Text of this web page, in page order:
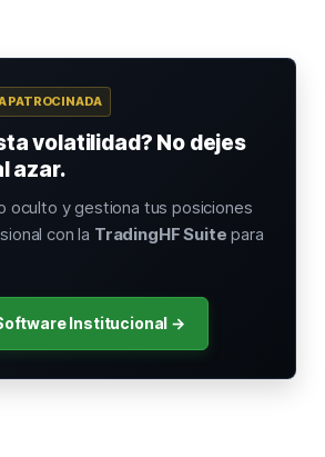
PATROCINADA
volatilidad? No dejes
azar.
oculto y gestiona tus posiciones
con la TradingHF Suite para
Institucional →